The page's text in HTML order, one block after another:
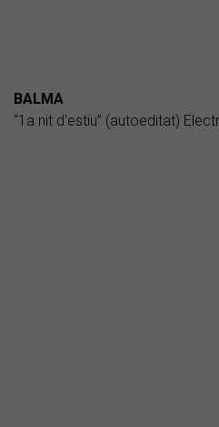
BALMA
“1a nit d'estiu” (autoeditat)